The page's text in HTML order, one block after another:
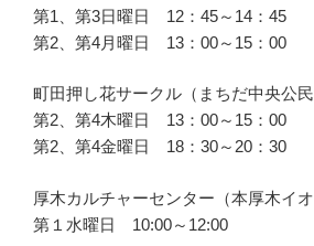
第1、第3日曜日 12：45～14：45
第2、第4月曜日 13：00～15：00
町田押し花サークル（まちだ中央公民
第2、第4木曜日 13：00～15：00
第2、第4金曜日 18：30～20：30
厚木カルチャーセンター（本厚木イオ
第１水曜日 10:00～12:00